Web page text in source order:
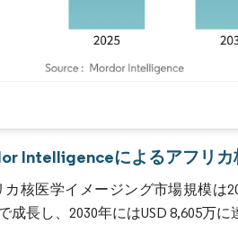
Intelligenceによるアフリ
カ核医学イメージング市場規模は
成長し、2030年にはUSD 8,605万に